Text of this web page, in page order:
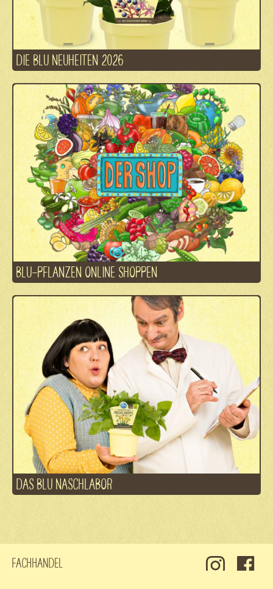
DIE BLU NEUHEITEN 2026
BLU-PFLANZEN ONLINE SHOPPEN
DAS BLU NASCHLABOR
Fachhandel